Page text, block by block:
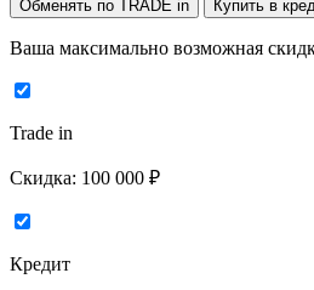
Обменять по TRADE in Купить в
Ваша максимально возможная
Trade in
Скидка: 100 000 ₽
Кредит